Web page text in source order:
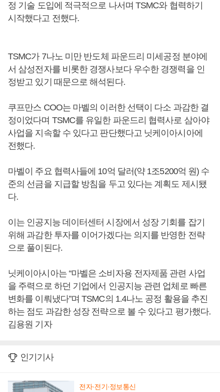
정 기술 도입에 적극적으로 나서며 TSMC와 협력하기
시작했다고 전했다.
TSMC가 7나노 미만 반도체 파운드리 미세공정 분야에
서 삼성전자를 비롯한 경쟁사보다 우수한 경쟁력을 인
정받고 있기 때문으로 해석된다.
쿠프만스 COO는 마벨의 이러한 선택이 다소 과감한 결
정이었다며 TSMC를 유일한 파운드리 협력사로 삼아야
사업을 지속할 수 있다고 판단했다고 닛케이아시아에
전했다.
마벨이 주요 협력사들에 10억 달러(약 1조5200억 원) 수
준의 선금을 지급할 방침을 두고 있다는 계획도 제시됐
다.
이는 인공지능 데이터센터 시장에서 성장 기회를 잡기
위해 과감한 투자를 이어가겠다는 의지를 반영한 전략
으로 풀이된다.
닛케이아시아는 “마벨은 소비자용 전자제품 관련 사업
을 주력으로 하던 기업에서 인공지능 관련 업체로 빠른
변화를 이뤄냈다”며 TSMC의 1.4나노 공정 활용을 추진
하는 점도 과감한 성장 전략으로 볼 수 있다고 평가했다.
김용원 기자
인기기사
전자·전기·정보통신